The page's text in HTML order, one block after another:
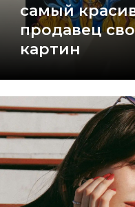
самый
продавец
картин